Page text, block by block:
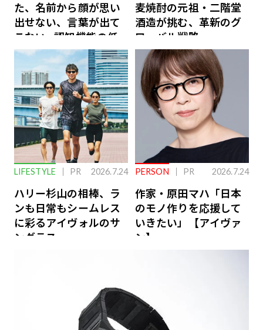
た、名前から顔が思い
出せない、言葉が出て
こない…認知機能の低
下を救う、脳のインナ
ーケアとは
麦焼酎の元祖・二階堂
酒造が挑む、革新のグ
ローバル戦略
LIFESTYLE PR 2026.7.24
ハリー杉山の相棒、ラ
ンも日常もシームレス
に彩るアイヴォルのサ
ングラス
PERSON PR 2026.7.24
作家・原田マハ「日本
のモノ作りを応援して
いきたい」【アイヴァ
ン】